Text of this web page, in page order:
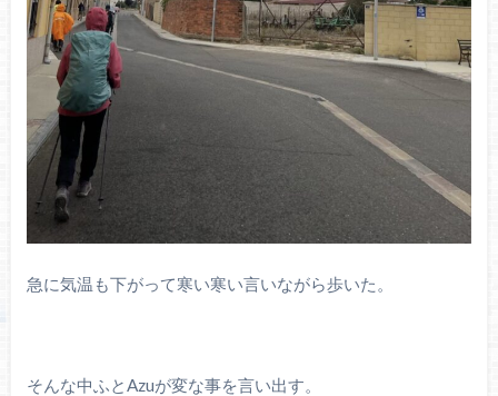
急に気温も下がって寒い寒い言いながら歩いた。
そんな中ふとAzuが変な事を言い出す。